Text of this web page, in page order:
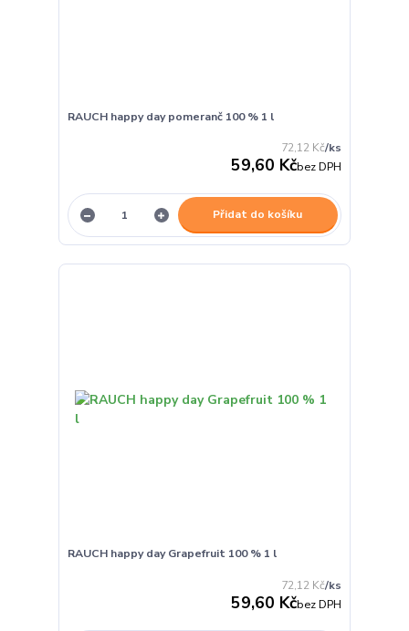
RAUCH happy day pomeranč 100 % 1 l
72,12 Kč/ks
59,60 Kčbez DPH
Přidat do košíku
RAUCH happy day Grapefruit 100 % 1 l
72,12 Kč/ks
59,60 Kčbez DPH